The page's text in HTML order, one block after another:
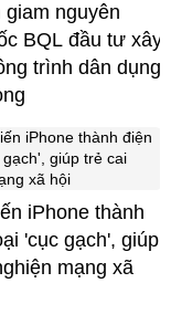
giam nguyên
BQL đầu tư xây
trình dân dụng
iPhone thành
'cục gạch', giúp
mạng xã